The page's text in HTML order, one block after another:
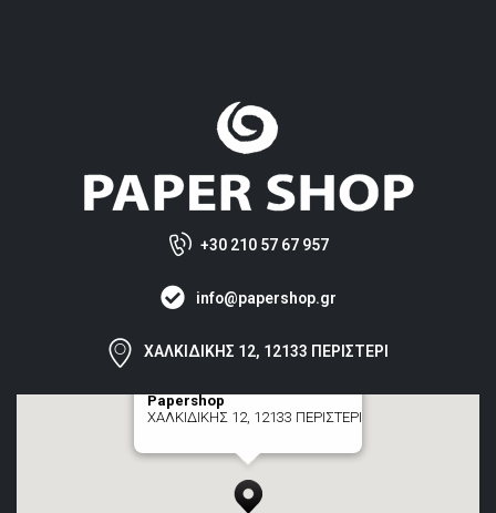
+30 210 57 67 957
info@papershop.gr
ΧΑΛΚΙΔΙΚΗΣ 12, 12133 ΠΕΡΙΣΤΕΡΙ
Papershop
ΧΑΛΚΙΔΙΚΗΣ 12, 12133 ΠΕΡΙΣΤΕΡΙ